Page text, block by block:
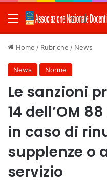
Menu
Home / Rubriche / News
News Norme
Le sanzioni
14 dell’OM
in caso di
supplenze o
servizio